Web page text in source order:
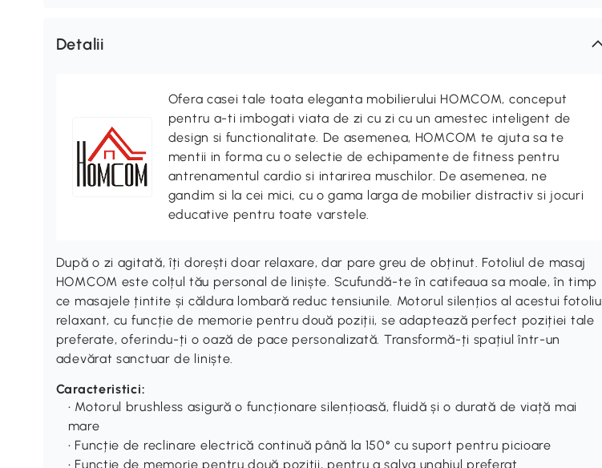
Detalii
Ofera casei tale toata eleganta mobilierului HOMCOM, conceput
pentru a-ti imbogati viata de zi cu zi cu un amestec inteligent de
design si functionalitate. De asemenea, HOMCOM te ajuta sa te
mentii in forma cu o selectie de echipamente de fitness pentru
antrenamentul cardio si intarirea muschilor. De asemenea, ne
gandim si la cei mici, cu o gama larga de mobilier distractiv si jocuri
educative pentru toate varstele.
După o zi agitată, îți dorești doar relaxare, dar pare greu de obținut. Fotoliul de masaj
HOMCOM este colțul tău personal de liniște. Scufundă-te în catifeaua sa moale, în timp
ce masajele țintite și căldura lombară reduc tensiunile. Motorul silențios al acestui fotoliu
relaxant, cu funcție de memorie pentru două poziții, se adaptează perfect poziției tale
preferate, oferindu-ți o oază de pace personalizată. Transformă-ți spațiul într-un
adevărat sanctuar de liniște.
Caracteristici:
• Motorul brushless asigură o funcționare silențioasă, fluidă și o durată de viață mai
mare
• Funcție de reclinare electrică continuă până la 150° cu suport pentru picioare
• Funcție de memorie pentru două poziții, pentru a salva unghiul preferat